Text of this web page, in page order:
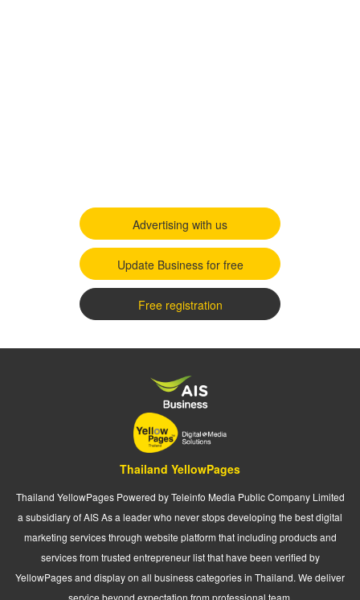
Advertising with us
Update Business for free
Free registration
Thailand YellowPages
Thailand YellowPages Powered by Teleinfo Media Public Company Limited
a subsidiary of AIS As a leader who never stops developing the best digital
marketing services through website platform that including products and
services from trusted entrepreneur list that have been verified by
YellowPages and display on all business categories in Thailand. We deliver
service beyond expectation from professional team.